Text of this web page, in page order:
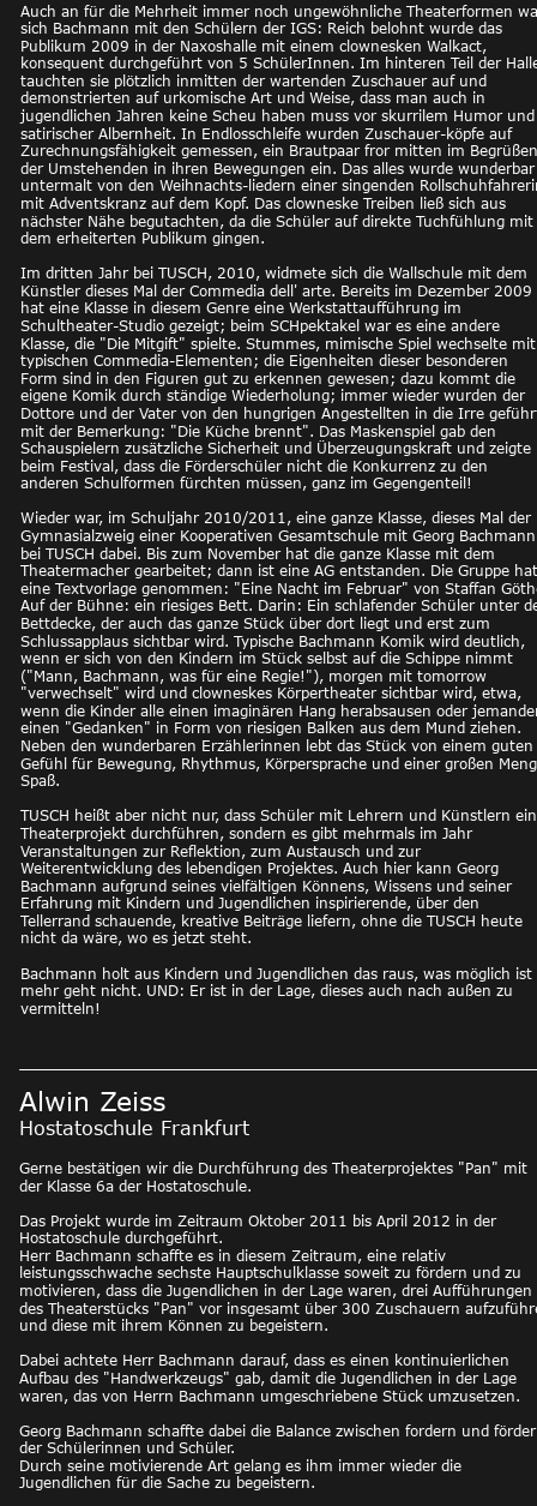
Auch an für die Mehrheit immer noch ungewöhnliche Theaterformen
sich Bachmann mit den Schülern der IGS: Reich belohnt wurde das
Publikum 2009 in der Naxoshalle mit einem clownesken Walkact,
konsequent durchgeführt von 5 SchülerInnen. Im hinteren Teil der
tauchten sie plötzlich inmitten der wartenden Zuschauer auf und
demonstrierten auf urkomische Art und Weise, dass man auch in
jugendlichen Jahren keine Scheu haben muss vor skurrilem Humor
satirischer Albernheit. In Endlosschleife wurden Zuschauer-köpfe auf
Zurechnungsfähigkeit gemessen, ein Brautpaar fror mitten im
der Umstehenden in ihren Bewegungen ein. Das alles wurde
untermalt von den Weihnachts-liedern einer singenden
mit Adventskranz auf dem Kopf. Das clowneske Treiben ließ sich aus
nächster Nähe begutachten, da die Schüler auf direkte Tuchfühlung mit
dem erheiterten Publikum gingen.
Im dritten Jahr bei TUSCH, 2010, widmete sich die Wallschule mit dem
Künstler dieses Mal der Commedia dell' arte. Bereits im Dezember 2009
hat eine Klasse in diesem Genre eine Werkstattaufführung im
Schultheater-Studio gezeigt; beim SCHpektakel war es eine andere
Klasse, die "Die Mitgift" spielte. Stummes, mimische Spiel wechselte
typischen Commedia-Elementen; die Eigenheiten dieser besonderen
Form sind in den Figuren gut zu erkennen gewesen; dazu kommt die
eigene Komik durch ständige Wiederholung; immer wieder wurden der
Dottore und der Vater von den hungrigen Angestellten in die Irre
mit der Bemerkung: "Die Küche brennt". Das Maskenspiel gab den
Schauspielern zusätzliche Sicherheit und Überzeugungskraft und zeigte
beim Festival, dass die Förderschüler nicht die Konkurrenz zu den
anderen Schulformen fürchten müssen, ganz im Gegengenteil!
Wieder war, im Schuljahr 2010/2011, eine ganze Klasse, dieses Mal der
Gymnasialzweig einer Kooperativen Gesamtschule mit Georg
bei TUSCH dabei. Bis zum November hat die ganze Klasse mit dem
Theatermacher gearbeitet; dann ist eine AG entstanden. Die Gruppe
eine Textvorlage genommen: "Eine Nacht im Februar" von Staffan
Auf der Bühne: ein riesiges Bett. Darin: Ein schlafender Schüler unter
Bettdecke, der auch das ganze Stück über dort liegt und erst zum
Schlussapplaus sichtbar wird. Typische Bachmann Komik wird deutlich,
wenn er sich von den Kindern im Stück selbst auf die Schippe nimmt
("Mann, Bachmann, was für eine Regie!"), morgen mit tomorrow
"verwechselt" wird und clowneskes Körpertheater sichtbar wird, etwa,
wenn die Kinder alle einen imaginären Hang herabsausen oder
einen "Gedanken" in Form von riesigen Balken aus dem Mund ziehen.
Neben den wunderbaren Erzählerinnen lebt das Stück von einem guten
Gefühl für Bewegung, Rhythmus, Körpersprache und einer großen
Spaß.
TUSCH heißt aber nicht nur, dass Schüler mit Lehrern und Künstlern
Theaterprojekt durchführen, sondern es gibt mehrmals im Jahr
Veranstaltungen zur Reflektion, zum Austausch und zur
Weiterentwicklung des lebendigen Projektes. Auch hier kann Georg
Bachmann aufgrund seines vielfältigen Könnens, Wissens und seiner
Erfahrung mit Kindern und Jugendlichen inspirierende, über den
Tellerrand schauende, kreative Beiträge liefern, ohne die TUSCH heute
nicht da wäre, wo es jetzt steht.
Bachmann holt aus Kindern und Jugendlichen das raus, was möglich
mehr geht nicht. UND: Er ist in der Lage, dieses auch nach außen zu
vermitteln!
Alwin Zeiss
Hostatoschule Frankfurt
Gerne bestätigen wir die Durchführung des Theaterprojektes "Pan" mit
der Klasse 6a der Hostatoschule.
Das Projekt wurde im Zeitraum Oktober 2011 bis April 2012 in der
Hostatoschule durchgeführt.
Herr Bachmann schaffte es in diesem Zeitraum, eine relativ
leistungsschwache sechste Hauptschulklasse soweit zu fördern und zu
motivieren, dass die Jugendlichen in der Lage waren, drei Aufführungen
des Theaterstücks "Pan" vor insgesamt über 300 Zuschauern
und diese mit ihrem Können zu begeistern.
Dabei achtete Herr Bachmann darauf, dass es einen kontinuierlichen
Aufbau des "Handwerkzeugs" gab, damit die Jugendlichen in der Lage
waren, das von Herrn Bachmann umgeschriebene Stück umzusetzen.
Georg Bachmann schaffte dabei die Balance zwischen fordern und
der Schülerinnen und Schüler.
Durch seine motivierende Art gelang es ihm immer wieder die
Jugendlichen für die Sache zu begeistern.